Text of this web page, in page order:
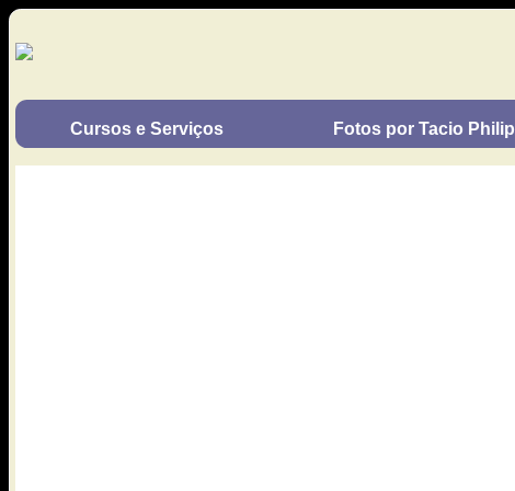
Cursos e Serviços Fotos por Tacio Philip